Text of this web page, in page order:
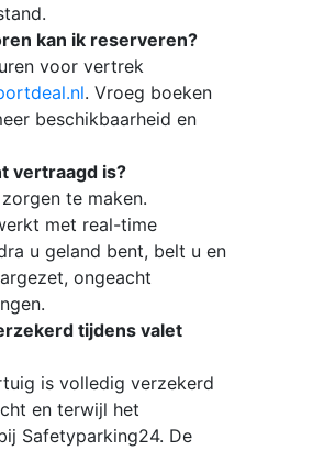
kan ik reserveren?
voor vertrek
. Vroeg boeken
beschikbaarheid en
vertraagd is?
te maken.
met real-time
u geland bent, belt u en
ongeacht
tijdens valet
is volledig verzekerd
en terwijl het
Safetyparking24. De